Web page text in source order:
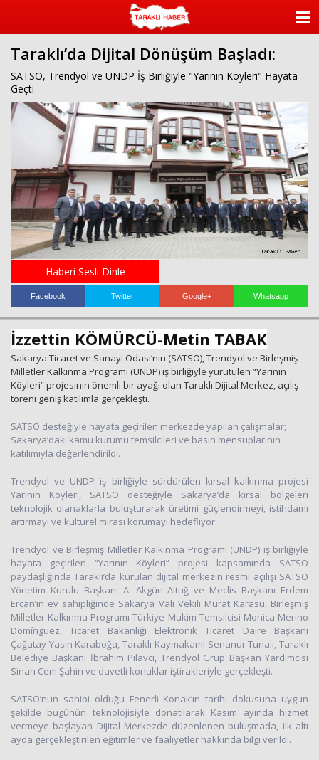
Taraklı’da Dijital Dönüşüm Başladı:
SATSO, Trendyol ve UNDP İş Birliğiyle "Yarının Köyleri" Hayata
Geçti
Haberi Sesli Dinle
Facebook Twitter Google+ Whatsapp
İzzettin KÖMÜRCÜ-Metin TABAK
Sakarya Ticaret ve Sanayi Odası’nın (SATSO), Trendyol ve Birleşmiş
Milletler Kalkınma Programı (UNDP) iş birliğiyle yürütülen “Yarının
Köyleri” projesinin önemli bir ayağı olan Taraklı Dijital Merkez, açılış
töreni geniş katılımla gerçekleşti.
SATSO desteğiyle hayata geçirilen merkezde yapılan çalışmalar;
Sakarya’daki kamu kurumu temsilcileri ve basın mensuplarının
katılımıyla değerlendirildi.
Trendyol ve UNDP iş birliğiyle sürdürülen kırsal kalkınma projesi
Yarının Köyleri, SATSO desteğiyle Sakarya’da kırsal bölgeleri
teknolojik olanaklarla buluşturarak üretimi güçlendirmeyi, istihdamı
artırmayı ve kültürel mirası korumayı hedefliyor.
Trendyol ve Birleşmiş Milletler Kalkınma Programı (UNDP) iş birliğiyle
hayata geçirilen “Yarının Köyleri” projesi kapsamında SATSO
paydaşlığında Taraklı’da kurulan dijital merkezin resmi açılışı SATSO
Yönetim Kurulu Başkanı A. Akgün Altuğ ve Meclis Başkanı Erdem
Ercan’ın ev sahipliğinde Sakarya Vali Vekili Murat Karasu, Birleşmiş
Milletler Kalkınma Programı Türkiye Mukim Temsilcisi Monica Merino
Domínguez, Ticaret Bakanlığı Elektronik Ticaret Daire Başkanı
Çağatay Yasin Karaboğa, Taraklı Kaymakamı Senanur Tunalı, Taraklı
Belediye Başkanı İbrahim Pilavcı, Trendyol Grup Başkan Yardımcısı
Sinan Cem Şahin ve davetli konuklar iştirakleriyle gerçekleşti.
SATSO’nun sahibi olduğu Fenerli Konak’ın tarihi dokusuna uygun
şekilde bugünün teknolojisiyle donatılarak Kasım ayında hizmet
vermeye başlayan Dijital Merkezde düzenlenen buluşmada, ilk altı
ayda gerçekleştirilen eğitimler ve faaliyetler hakkında bilgi verildi.
KATEGORİLER
ANKETLER
FOTO GALERİ
VİDEO GALERİ
KÜNYE
İLETİŞİM
Haberin Doğru Adresi.